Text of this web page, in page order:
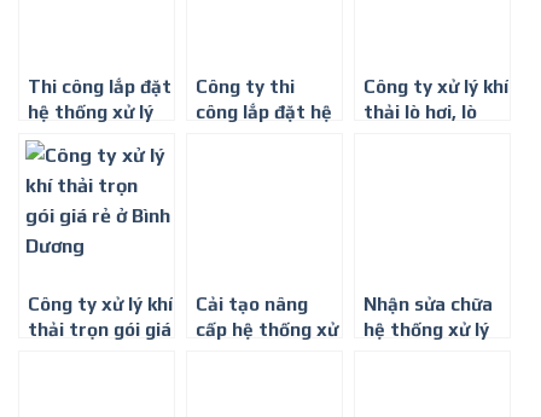
Thi công lắp đặt
hệ thống xử lý
khí thải nhà
máy sản xuất
đồ nội thất ở
Bình Dương
Công ty thi
công lắp đặt hệ
Công ty xử lý khí
thải lò hơi, lò
Công ty xử lý khí
thải trọn gói giá
Cải tạo nâng
cấp hệ thống xử
Nhận sửa chữa
hệ thống xử lý